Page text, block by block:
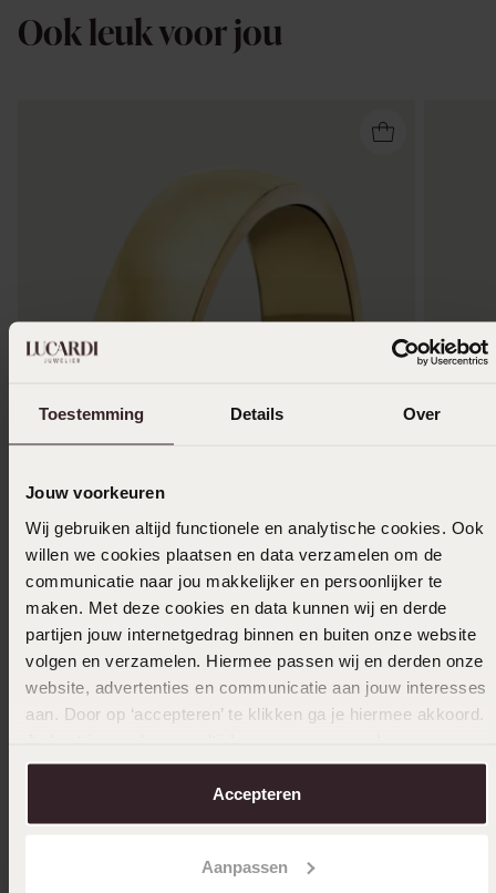
Toestemming Details Over
Jouw voorkeuren
Wij gebruiken altijd functionele en analytische cookies. Ook
willen we cookies plaatsen en data verzamelen om de
communicatie naar jou makkelijker en persoonlijker te
maken. Met deze cookies en data kunnen wij en derde
partijen jouw internetgedrag binnen en buiten onze website
volgen en verzamelen. Hiermee passen wij en derden onze
website, advertenties en communicatie aan jouw interesses
aan. Door op ‘accepteren’ te klikken ga je hiermee akkoord.
over in onscookiebeleid.
Accepteren
Aanpassen
Ook leuk voor jou
Stainless steel goldplated herenliefdesring
Malaga
ring
59